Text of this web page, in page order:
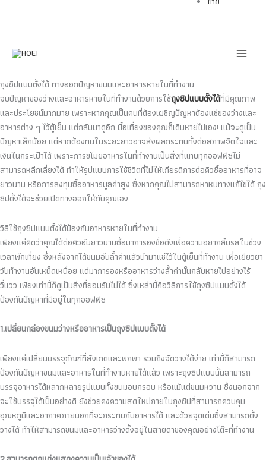
ถุงซิปแบบตั้งได้ ทางออกปัญหาขนมและอาหารหายในที่ทำงาน
จบปัญหาของว่างและอาหารหายในที่ทำงานด้วยการใช้ถุงซิปแบบตั้งได้ที่มีคุณภาพ
และประโยชน์มากมาย เพราะหากคุณเป็นคนที่ต้องเผชิญปัญหาต้องแช่ของว่างและ
อาหารต่าง ๆ ไว้ตู้เย็น แต่กลับมาดูอีก มื้อเที่ยงของคุณก็เดินหายไปเอง! แม้จะดูเป็น
ปัญหาเล็กน้อย แต่หากต้องทนในระยะยาวอาจส่งผลกระทบทั้งต่อสภาพจิตใจและ
เงินในกระเป๋าได้ เพราะการขโมยอาหารในที่ทำงานเป็นสิ่งที่แทบทุกออฟฟิซไม่
สามารถหลีกเลี่ยงได้ ทำให้รูปแบบการใช้ชีวิตที่ไม่ให้เกียรติการต่อคิวซื้ออาหารที่อาจ
ยาวนาน หรือการลงทุนซื้ออาหารมูลค่าสูง ซึ่งหากคุณไม่สามารถหาหนทางแก้ไขได้ ถุง
ซิปตั้งได้จะช่วยเปิดทางออกให้กับคุณเอง
วิธีใช้ถุงซิปแบบตั้งได้ป้องกันอาหารหายในที่ทำงาน
เพียงแค่คิดว่าคุณได้ต่อคิวอันยาวนานซื้อมาการองชื่อดังเพื่อความอยากลิ้มรสในช่วง
เวลาพักเที่ยง ซึ่งหลังจากได้ขนมอันล้ำค่าแล้วนำมาแช่ไว้ในตู้เย็นที่ทำงาน เพื่อเยียวยา
วันทำงานอันเหน็ดเหนื่อย แต่มาการองหรืออาหารว่างล้ำค่านั้นกลับหายไปอย่างไร้
วี่แวว เพียงเท่านี้ก็ดูเป็นสิ่งที่ยอมรับไม่ได้ ซึ่งเหล่านี้คือวิธีการใช้ถุงซิปแบบตั้งได้
ป้องกันปัญหาที่มีอยู่ในทุกออฟฟิซ
1.เปลี่ยนกล่องขนมว่างหรืออาหารเป็นถุงซิปแบบตั้งได้
เพียงแค่เปลี่ยนบรรจุภัณฑ์ที่สังเกตและพกพา รวมถึงจัดวางได้ง่าย เท่านี้ก็สามารถ
ป้องกันปัญหาขนมและอาหารในที่ทำงานหายได้แล้ว เพราะถุงซิปแบบนั้นสามารถ
บรรจุอาหารได้หลากหลายรูปแบบทั้งขนมอบกรอบ หรือแม้แต่ขนมหวาน ซึ่งนอกจาก
จะใช้บรรจุได้เป็นอย่างดี ยังช่วยคงความสดใหม่ภายในถุงซิปที่สามารถควบคุม
อุณหภูมิและอากาศภายนอกที่จะกระทบกับอาหารได้ และด้วยจุดเด่นซึ่งสามารถตั้ง
วางได้ ทำให้สามารถขนมและอาหารว่างตั้งอยู่ในสายตาของคุณอย่างโต๊ะที่ทำงาน